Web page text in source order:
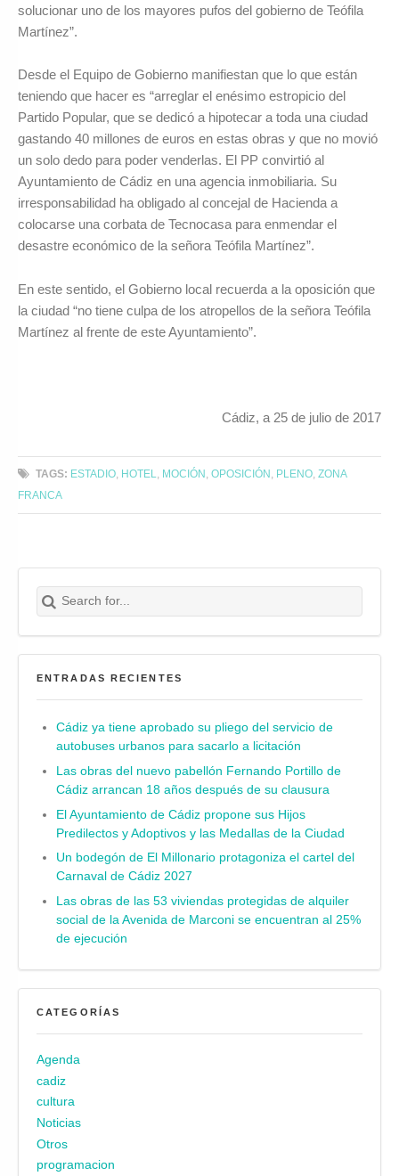
solucionar uno de los mayores pufos del gobierno de Teófila
Martínez”.
Desde el Equipo de Gobierno manifiestan que lo que están
teniendo que hacer es “arreglar el enésimo estropicio del
Partido Popular, que se dedicó a hipotecar a toda una ciudad
gastando 40 millones de euros en estas obras y que no movió
un solo dedo para poder venderlas. El PP convirtió al
Ayuntamiento de Cádiz en una agencia inmobiliaria. Su
irresponsabilidad ha obligado al concejal de Hacienda a
colocarse una corbata de Tecnocasa para enmendar el
desastre económico de la señora Teófila Martínez”.
En este sentido, el Gobierno local recuerda a la oposición que
la ciudad “no tiene culpa de los atropellos de la señora Teófila
Martínez al frente de este Ayuntamiento”.
Cádiz, a 25 de julio de 2017
TAGS: ESTADIO HOTEL MOCIÓN ,OPOSICIÓN PLENO ,ZONA
FRANCA
Search for:
Buscar
ENTRADAS RECIENTES
Cádiz ya tiene aprobado su pliego del servicio de
autobuses urbanos para sacarlo a licitación
Las obras del nuevo pabellón Fernando Portillo de
Cádiz arrancan 18 años después de su clausura
El Ayuntamiento de Cádiz propone sus Hijos
Predilectos y Adoptivos y las Medallas de la Ciudad
Un bodegón de El Millonario protagoniza el cartel del
Carnaval de Cádiz 2027
Las obras de las 53 viviendas protegidas de alquiler
social de la Avenida de Marconi se encuentran al 25%
de ejecución
CATEGORÍAS
Agenda
cadiz
cultura
Noticias
Otros
programacion